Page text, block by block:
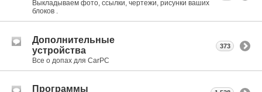
Выкладываем фото, ссылки, чертежи, рисунки ваших
блоков .
Дополнительные
устройства
Все о допах для CarPC
373
Программы